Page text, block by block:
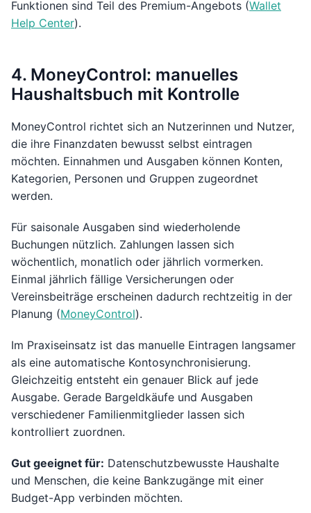
Funktionen sind Teil des Premium-Angebots (Wallet
Help Center).
4. MoneyControl: manuelles
Haushaltsbuch mit Kontrolle
MoneyControl richtet sich an Nutzerinnen und Nutzer,
die ihre Finanzdaten bewusst selbst eintragen
möchten. Einnahmen und Ausgaben können Konten,
Kategorien, Personen und Gruppen zugeordnet
werden.
Für saisonale Ausgaben sind wiederholende
Buchungen nützlich. Zahlungen lassen sich
wöchentlich, monatlich oder jährlich vormerken.
Einmal jährlich fällige Versicherungen oder
Vereinsbeiträge erscheinen dadurch rechtzeitig in der
Planung (MoneyControl).
Im Praxiseinsatz ist das manuelle Eintragen langsamer
als eine automatische Kontosynchronisierung.
Gleichzeitig entsteht ein genauer Blick auf jede
Ausgabe. Gerade Bargeldkäufe und Ausgaben
verschiedener Familienmitglieder lassen sich
kontrolliert zuordnen.
Gut geeignet für: Datenschutzbewusste Haushalte
und Menschen, die keine Bankzugänge mit einer
Budget-App verbinden möchten.